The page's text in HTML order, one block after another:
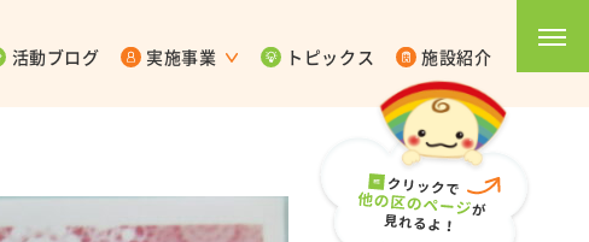
活動ブログ 実施事業 トピックス 施設紹介